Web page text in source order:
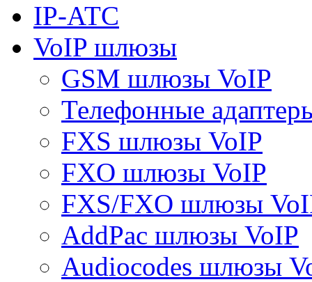
IP-АТС
VoIP шлюзы
GSM шлюзы VoIP
Телефонные
FXS шлюзы VoIP
FXO шлюзы VoIP
FXS/FXO шлюзы
AddPac шлюзы VoIP
Audiocodes шлюзы